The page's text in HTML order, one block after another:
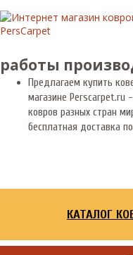
работы
Предлагаем купить
магазине Perscarpet.ru
ковров разных стран
бесплатная доставка
КАТАЛОГ